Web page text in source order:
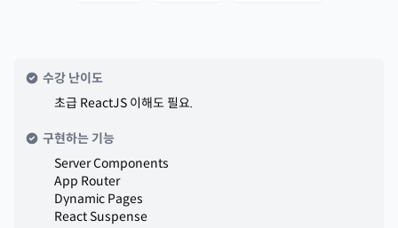
수강 난이도
초급 ReactJS 이해도 필요.
구현하는 기능
Server Components
App Router
Dynamic Pages
React Suspense